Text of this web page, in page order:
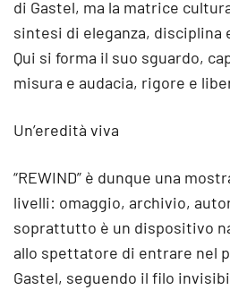
di Gastel, ma la matrice
sintesi di eleganza, disciplina
Qui si forma il suo sguardo,
misura e audacia, rigore e
Un’eredità viva
“REWIND” è dunque una
livelli: omaggio, archivio,
soprattutto è un dispositivo
allo spettatore di entrare nel
Gastel, seguendo il filo